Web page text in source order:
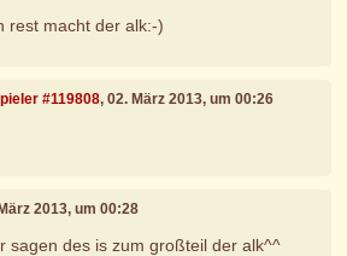
rest macht der alk:-)
#119808, 02. März 2013, um 00:26
2013, um 00:28
sagen des is zum großteil der alk^^